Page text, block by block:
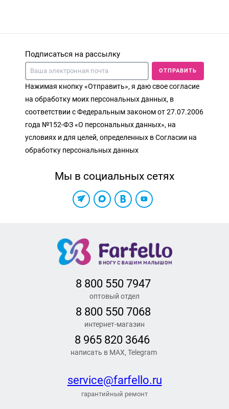
Подписаться на рассылку
ОТПРАВИТЬ
Нажимая кнопку «Отправить», я даю свое согласие
на обработку моих персональных данных, в
соответствии с Федеральным законом от 27.07.2006
года №152-ФЗ «О персональных данных», на
условиях и для целей, определенных в Согласии на
обработку персональных данных
Мы в социальных сетях
8 800 550 7947
оптовый отдел
8 800 550 7068
интернет-магазин
8 965 820 3646
написать в MAX, Telegram
service@farfello.ru
гарантийный ремонт